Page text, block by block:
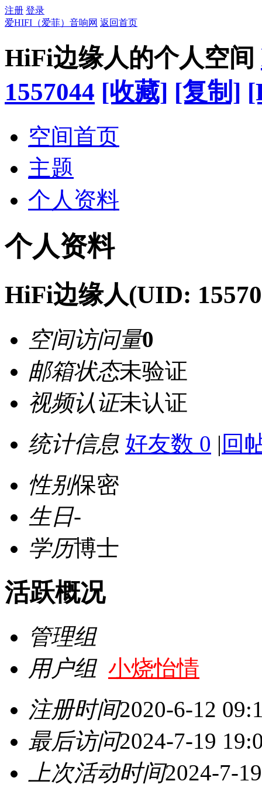
注册 登录
爱HIFI（爱菲）音响网 返回首页
HiFi边缘人的个人空间
1557044 [收藏] [复制]
空间首页
主题
个人资料
个人资料
HiFi边缘人(UID:
空间访问量0
邮箱状态未验证
视频认证未认证
统计信息 好友数 0 | 回
性别保密
生日-
学历博士
活跃概况
管理组
用户组 小烧怡情
注册时间2020-6-12
最后访问2024-7-19
上次活动时间2024-7-